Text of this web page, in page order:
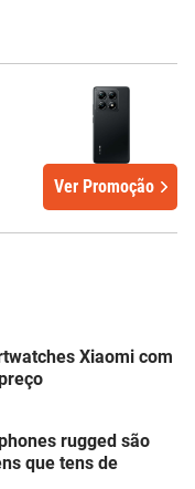
Ver Promoção
Xiaomi com
rugged são
que tens de